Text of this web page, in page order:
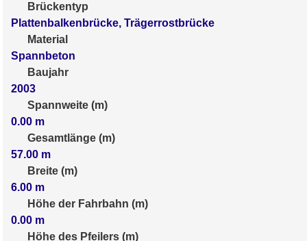
Brückentyp
Plattenbalkenbrücke, Trägerrostbrücke
Material
Spannbeton
Baujahr
2003
Spannweite (m)
0.00 m
Gesamtlänge (m)
57.00 m
Breite (m)
6.00 m
Höhe der Fahrbahn (m)
0.00 m
Höhe des Pfeilers (m)